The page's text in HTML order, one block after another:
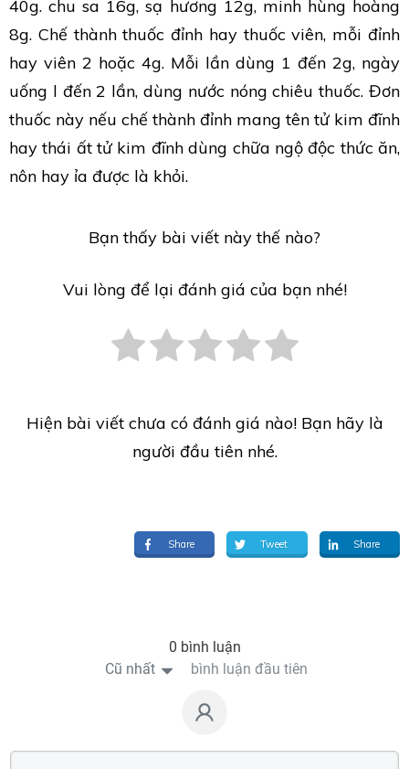
40g. chu sa 16g, sạ hương 12g, minh hùng hoàng
8g. Chế thành thuốc đỉnh hay thuốc viên, mỗi đỉnh
hay viên 2 hoặc 4g. Mỗi lần dùng 1 đến 2g, ngày
uống l đến 2 lần, dùng nước nóng chiêu thuốc. Đơn
thuốc này nếu chế thành đỉnh mang tên tử kim đĩnh
hay thái ất tử kim đĩnh dùng chữa ngộ độc thức ăn,
nôn hay ỉa được là khỏi.
Bạn thấy bài viết này thế nào?
Vui lòng để lại đánh giá của bạn nhé!
Hiện bài viết chưa có đánh giá nào! Bạn hãy là
người đầu tiên nhé.
Share Tweet Share
0 bình luận
Cũ nhất
bình luận đầu tiên